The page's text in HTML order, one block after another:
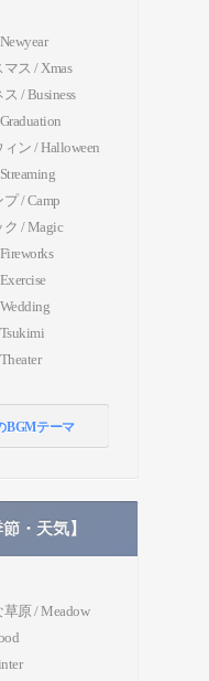
ス / Xmas
/ Business
ン / Halloween
/ Camp
ク / Magic
BGMテーマ
・天気】
原 / Meadow